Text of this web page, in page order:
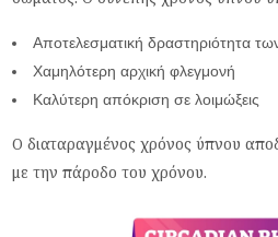
Αποτελεσματική δραστηριότητα
Χαμηλότερη αρχική φλεγμονή
Καλύτερη απόκριση σε λοιμώξεις
Ο διαταραγμένος χρόνος ύπνου
με την πάροδο του χρόνου.